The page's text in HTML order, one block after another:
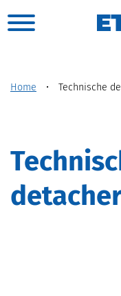
Home • Technische
technisch